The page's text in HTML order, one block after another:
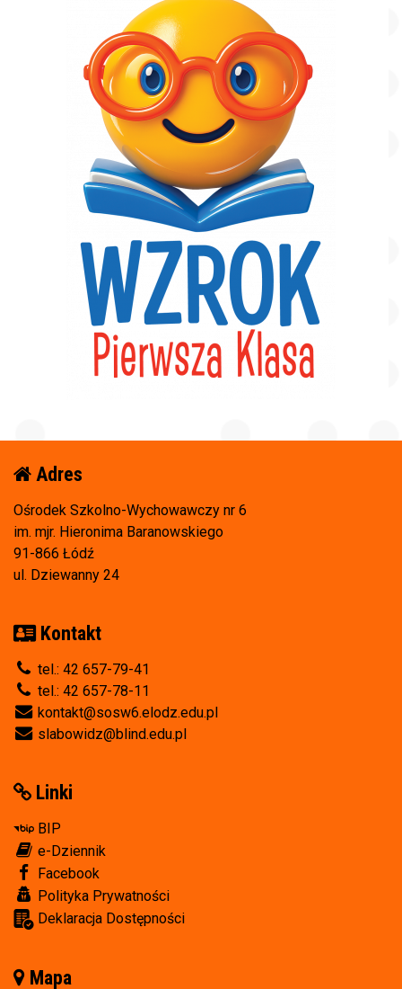
Adres
Ośrodek Szkolno-Wychowawczy nr 6
im. mjr. Hieronima Baranowskiego
91-866 Łódź
ul. Dziewanny 24
Kontakt
tel.: 42 657-79-41
tel.: 42 657-78-11
kontakt@sosw6.elodz.edu.pl
slabowidz@blind.edu.pl
Linki
BIP
e-Dziennik
Facebook
Polityka Prywatności
Deklaracja Dostępności
Mapa